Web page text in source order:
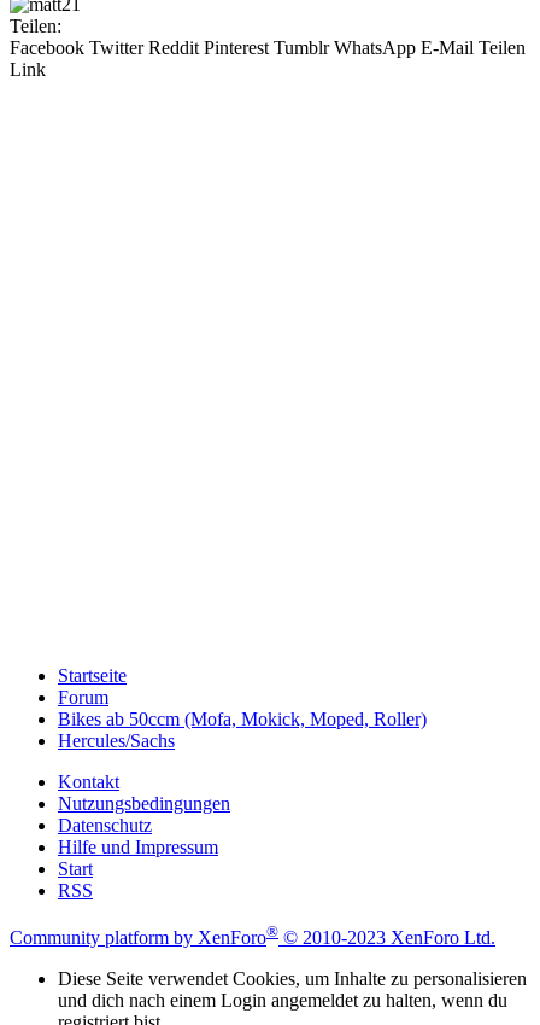
Teilen:
Facebook Twitter Reddit Pinterest Tumblr WhatsApp E-Mail Teilen
Link
Startseite
Forum
Bikes ab 50ccm (Mofa, Mokick, Moped, Roller)
Hercules/Sachs
Kontakt
Nutzungsbedingungen
Datenschutz
Hilfe und Impressum
Start
RSS
Community platform by XenForo® © 2010-2023 XenForo Ltd.
Diese Seite verwendet Cookies, um Inhalte zu personalisieren
und dich nach einem Login angemeldet zu halten, wenn du